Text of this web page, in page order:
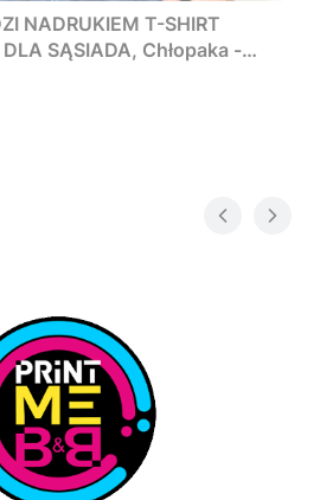
NADRUKIEM T-SHIRT
SĄSIADA, Chłopaka -